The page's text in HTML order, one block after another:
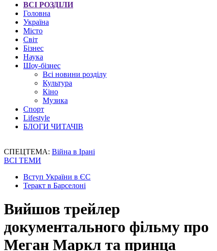
ВСІ РОЗДІЛИ
Головна
Україна
Місто
Світ
Бізнес
Наука
Шоу-бізнес
Всі новини розділу
Культура
Кіно
Музика
Спорт
Lifestyle
БЛОГИ ЧИТАЧІВ
СПЕЦТЕМА: Війна в Ірані
ВСІ ТЕМИ
Вступ України в ЄС
Теракт в Барселоні
Вийшов трейлер
документального фільму про
Меган Маркл та принца